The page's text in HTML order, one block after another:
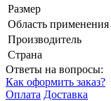
Размер
Область применения
Производитель
Страна
Ответы на вопросы:
Как оформить заказ?
Оплата Доставка